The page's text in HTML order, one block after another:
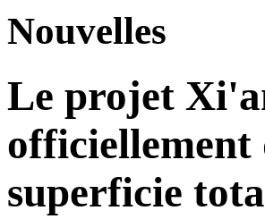
Nouvelles
Le projet
officiellement
superficie